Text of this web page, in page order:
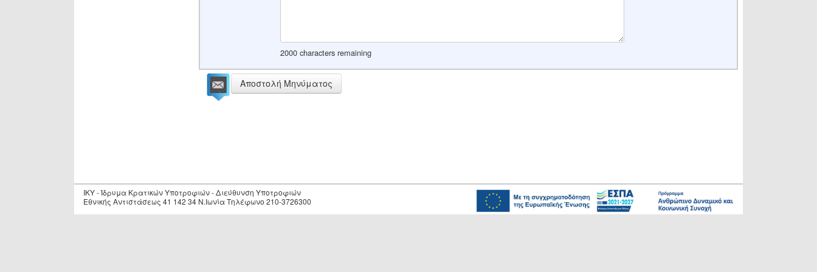
2000 characters remaining
Αποστολή Μηνύματος
IKY - Ίδρυμα Κρατικών Υποτροφιών - Διεύθυνση Υποτροφιών
Εθνικής Αντιστάσεως 41 142 34 Ν.Ιωνία Τηλέφωνο 210-3726300